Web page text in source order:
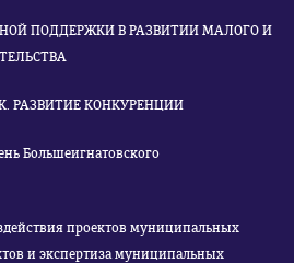
ПОДДЕРЖКИ В РАЗВИТИИ МАЛОГО И
РАЗВИТИЕ КОНКУРЕНЦИИ
Большеигнатовского
проектов муниципальных
и экспертиза муниципальных